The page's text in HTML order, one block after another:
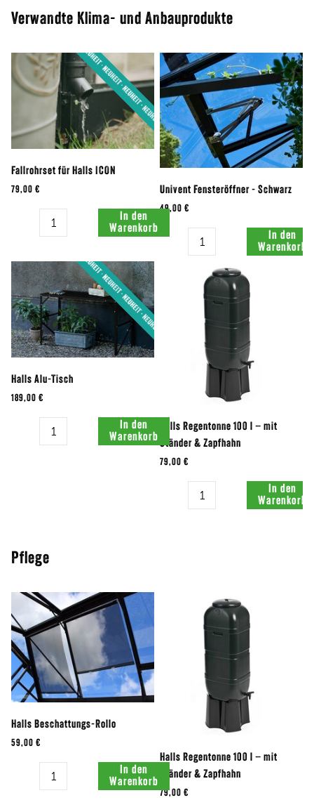
Verwandte Klima- und Anbauprodukte
Fallrohrset für Halls ICON
79,00 €
Menge:
In den
Warenkorb
Univent Fensteröffner - Schwarz
49,00 €
Menge:
In den
Warenkorb
Halls Alu-Tisch
189,00 €
Menge:
In den
Warenkorb
Halls Regentonne 100 l – mit
Ständer & Zapfhahn
79,00 €
Menge:
In den
Warenkorb
Pflege
Halls Beschattungs-Rollo
59,00 €
Menge:
In den
Warenkorb
Halls Regentonne 100 l – mit
Ständer & Zapfhahn
79,00 €